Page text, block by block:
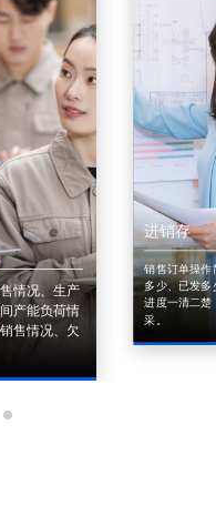
情况、生产
产能负荷情
售情况、欠
进销存
销售订单操作
多少、已发多
进度一清二楚
采。